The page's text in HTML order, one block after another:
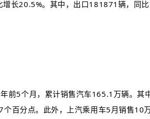
长20.5%。其中，出口181871辆，同
前5个月，累计销售汽车165.1万辆。
百分点。此外，上汽乘用车5月销售